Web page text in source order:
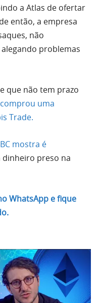
a Atlas de ofertar
então, a empresa
não
problemas
que não tem prazo
comprou uma
Trade.
mostra é
dinheiro preso na
WhatsApp e fique